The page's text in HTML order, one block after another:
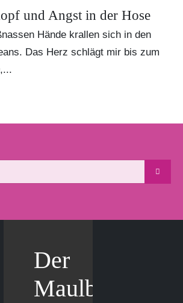
und Angst in der Hose
Hände krallen sich in den
Das Herz schlägt mir bis zum
Der
Maulbär